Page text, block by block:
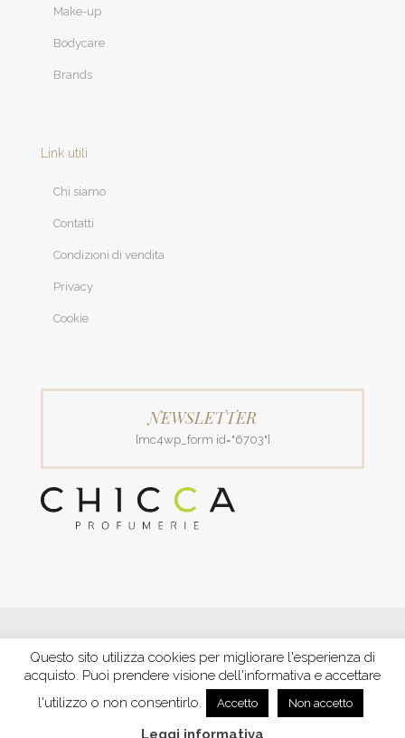
Make-up
Bodycare
Brands
Link utili
Chi siamo
Contatti
Condizioni di vendita
Privacy
Cookie
NEWSLETTER
[mc4wp_form id="6703"]
C.F. PLVNPT51B44G157J P. IVA IT00426970422 |PRIVACY
Ecommerce by XBRAIN-Trasparenza aiuti e contributi
riconosciuti nel 2020
Questo sito utilizza cookies per migliorare l'esperienza di
acquisto. Puoi prendere visione dell'informativa e accettare
l'utilizzo o non consentirlo.
Accetto Non accetto
Leggi informativa